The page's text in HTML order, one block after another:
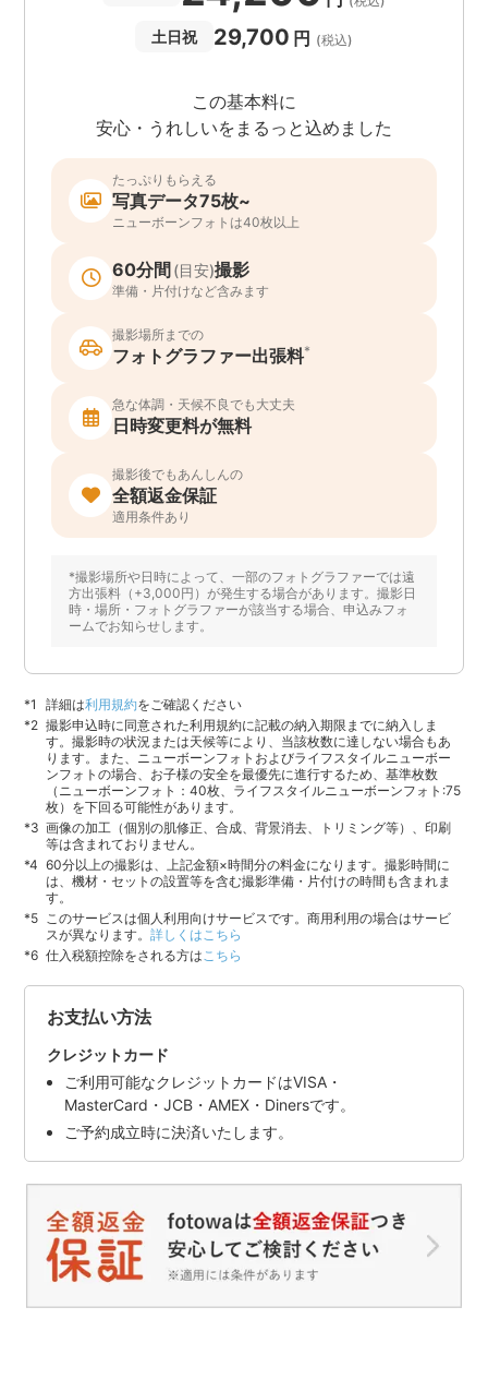
土日祝 29,700 円 (税込)
この基本料に
安心・うれしいをまるっと込めました
たっぷりもらえる
写真データ75枚~
ニューボーンフォトは40枚以上
60分間 (目安)撮影
準備・片付けなど含みます
撮影場所までの
フォトグラファー出張料*
急な体調・天候不良でも大丈夫
日時変更料が無料
撮影後でもあんしんの
全額返金保証
適用条件あり
*撮影場所や日時によって、一部のフォトグラファーでは遠
方出張料（+3,000円）が発生する場合があります。撮影日
時・場所・フォトグラファーが該当する場合、申込みフォ
ームでお知らせします。
詳細は利用規約をご確認ください
撮影申込時に同意された利用規約に記載の納入期限までに納入しま
す。撮影時の状況または天候等により、当該枚数に達しない場合もあ
ります。また、ニューボーンフォトおよびライフスタイルニューボー
ンフォトの場合、お子様の安全を最優先に進行するため、基準枚数
（ニューボーンフォト：40枚、ライフスタイルニューボーンフォト:75
枚）を下回る可能性があります。
画像の加工（個別の肌修正、合成、背景消去、トリミング等）、印刷
等は含まれておりません。
60分以上の撮影は、上記金額×時間分の料金になります。撮影時間に
は、機材・セットの設置等を含む撮影準備・片付けの時間も含まれま
す。
このサービスは個人利用向けサービスです。商用利用の場合はサービ
スが異なります。詳しくはこちら
仕入税額控除をされる方は こちら
お支払い方法
クレジットカード
ご利用可能なクレジットカードはVISA・
MasterCard・JCB・AMEX・Dinersです。
ご予約成立時に決済いたします。